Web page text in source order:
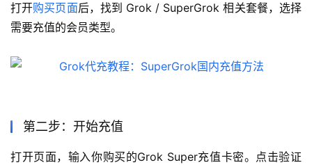
打开购买页面后，找到 Grok / SuperGrok 相关套餐，选择
需要充值的会员类型。
第二步：开始充值
打开页面，输入你购买的Grok Super充值卡密。点击验证